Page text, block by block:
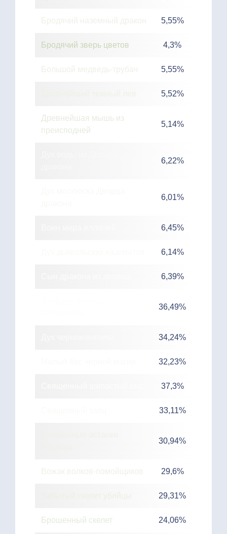
Бродячий наземный дракон 5,55%
Бродячий зверь цветов 4,3%
Большой медведь-трубач 5,55%
5,52%
Древнейшая мышь из
преисподней
5,14%
6,22%
6,01%
6,45%
6,14%
6,39%
36,49%
34,24%
32,23%
37,3%
33,11%
30,94%
Вожак волков-помойщиков 29,6%
29,31%
Брошенный скелет 24,06%